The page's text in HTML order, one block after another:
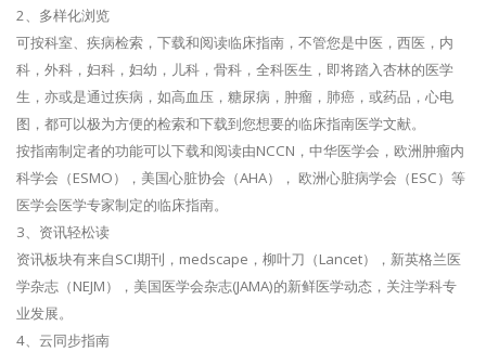
2、多样化浏览
可按科室、疾病检索，下载和阅读临床指南，不管您是中医，西医，内
科，外科，妇科，妇幼，儿科，骨科，全科医生，即将踏入杏林的医学
生，亦或是通过疾病，如高血压，糖尿病，肿瘤，肺癌，或药品，心电
图，都可以极为方便的检索和下载到您想要的临床指南医学文献。
按指南制定者的功能可以下载和阅读由NCCN，中华医学会，欧洲肿瘤内
科学会（ESMO），美国心脏协会（AHA）， 欧洲心脏病学会（ESC）等
医学会医学专家制定的临床指南。
3、资讯轻松读
资讯板块有来自SCI期刊，medscape，柳叶刀（Lancet），新英格兰医
学杂志（NEJM），美国医学会杂志(JAMA)的新鲜医学动态，关注学科专
业发展。
4、云同步指南